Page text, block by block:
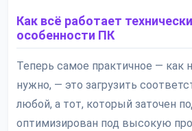
Как всё работает
особенности ПК
Теперь самое практичное — как
нужно, — это загрузить
любой, а тот, который заточен
оптимизирован под высокую